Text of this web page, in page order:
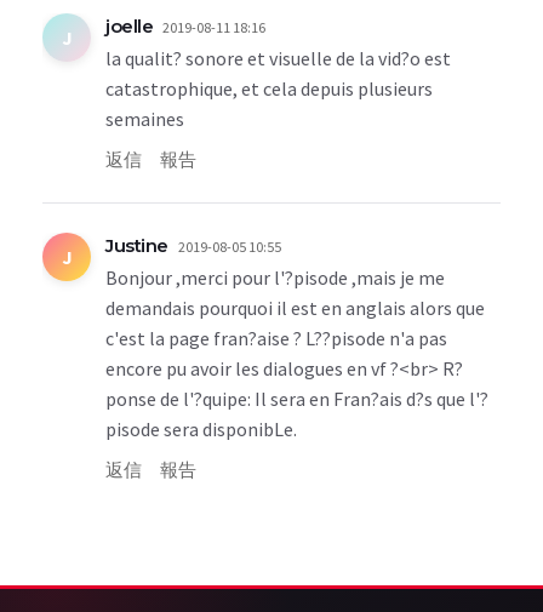
J joelle 2019-08-11 18:16
la qualit? sonore et visuelle de la vid?o est
catastrophique, et cela depuis plusieurs
semaines
返信 報告
J Justine 2019-08-05 10:55
Bonjour ,merci pour l'?pisode ,mais je me
demandais pourquoi il est en anglais alors que
c'est la page fran?aise ? L??pisode n'a pas
encore pu avoir les dialogues en vf ?<br> R?
ponse de l'?quipe: Il sera en Fran?ais d?s que l'?
pisode sera disponibLe.
返信 報告